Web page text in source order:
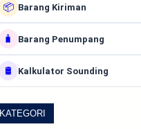
📦 Barang Kiriman
🧳 Barang Penumpang
🛢️ Kalkulator Sounding
KATEGORI